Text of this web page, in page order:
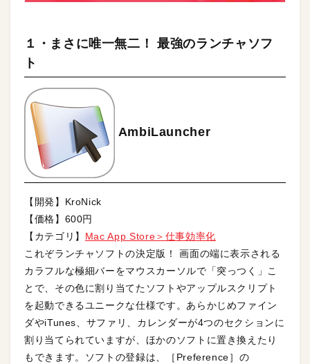
１・まさに唯一無二！ 最強のランチャソフ
ト
AmbiLauncher
【開発】KroNick
【価格】600円
【カテゴリ】 Mac App Store＞仕事効率化
これぞランチャソフトの決定版！ 画面の端に表示される
カラフルな極細バーをマウスカーソルで「突っつく」こ
とで、その色に割り当てたソフトやアップルスクリプト
を起動できるユニークな仕様です。あらかじめファイン
ダやiTunes、サファリ、カレンダーが4つのセクションに
割り当てられていますが、ほかのソフトに置き換えたり
もできます。ソフトの登録は、［Preference］の